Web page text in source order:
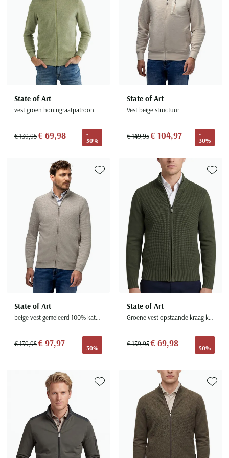
State of Art
vest groen honingraatpatroon
€ 139,95€ 69,98
-
50%
State of Art
Vest beige structuur
€ 149,95€ 104,97
-
30%
State of Art
beige vest gemeleerd 100% katoen
€ 139,95€ 97,97
-
30%
Toevoegen aan favorieten
State of Art
Groene vest opstaande kraag katoen
€ 139,95€ 69,98
-
50%
Toevoegen aan favorieten